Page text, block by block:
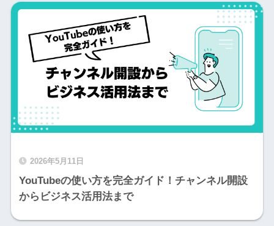
2026年5月11日
YouTubeの使い方を完全ガイド！チャンネル開設
からビジネス活用法まで